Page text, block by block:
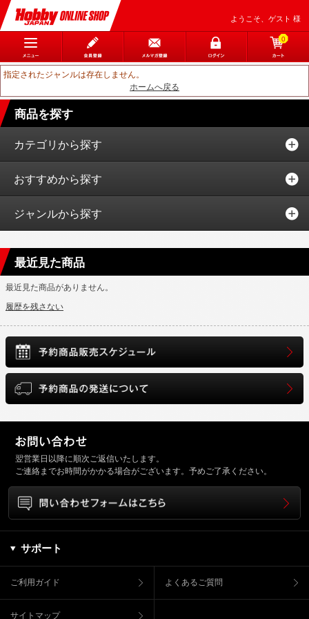
ようこそ、ゲスト 様
0
指定されたジャンルは存在しません。
ホームへ戻る
商品を探す
カテゴリから探す
おすすめから探す
ジャンルから探す
最近見た商品
最近見た商品がありません。
履歴を残さない
翌営業日以降に順次ご返信いたします。
ご連絡までお時間がかかる場合がございます。予めご了承ください。
サポート
ご利用ガイド よくあるご質問
サイトマップ